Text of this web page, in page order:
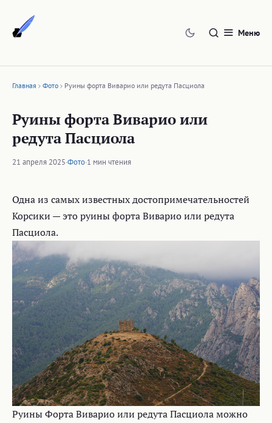
содержимому
Меню
Главная Фото Руины форта Виварио или редута Пасциола
Руины форта Виварио или
редута Пасциола
21 апреля 2025·Фото·1 мин чтения
Одна из самых известных достопримечательностей
Корсики — это руины форта Виварио или редута
Пасциола.
Руины Форта Виварио или редута Пасциола можно